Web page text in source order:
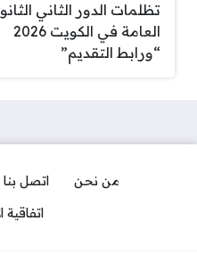
تظلمات الدور الثاني
العامة في الكويت 2026
“ورابط التقديم”
من نحن اتصل بنا
اتفاقية